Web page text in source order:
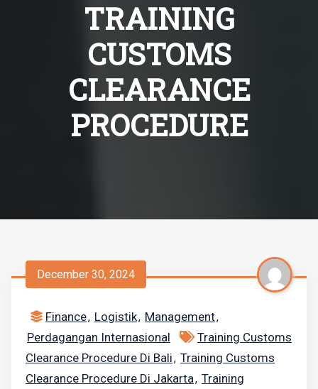
TRAINING
CUSTOMS
CLEARANCE
PROCEDURE
December 30, 2024
Finance, Logistik, Management,
Perdagangan Internasional
Training Customs
Clearance Procedure Di Bali, Training Customs
Clearance Procedure Di Jakarta, Training